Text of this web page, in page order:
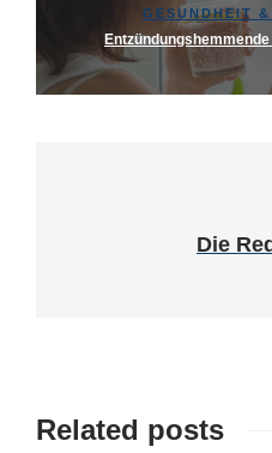
GESUNDHEIT
Die
Related posts